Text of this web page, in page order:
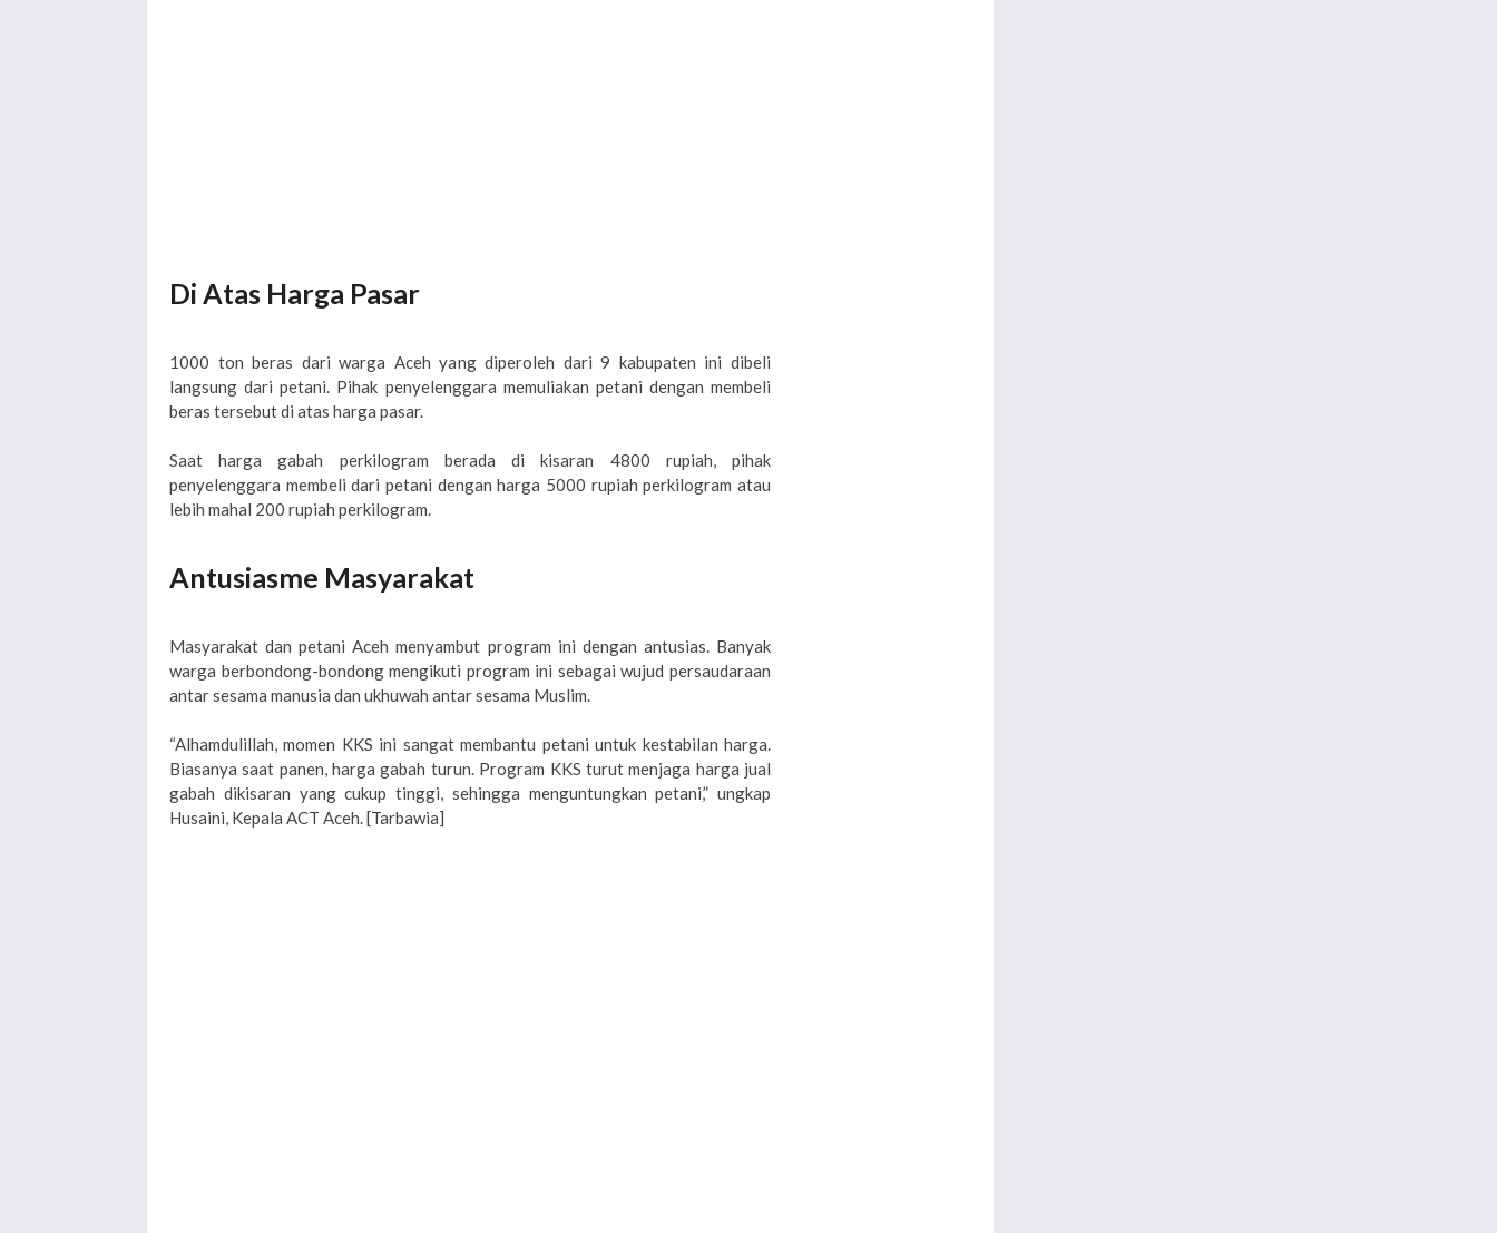
Di Atas Harga Pasar
1000 ton beras dari warga Aceh yang diperoleh dari 9 kabupaten ini dibeli
langsung dari petani. Pihak penyelenggara memuliakan petani dengan membeli
beras tersebut di atas harga pasar.
Saat harga gabah perkilogram berada di kisaran 4800 rupiah, pihak
penyelenggara membeli dari petani dengan harga 5000 rupiah perkilogram atau
lebih mahal 200 rupiah perkilogram.
Antusiasme Masyarakat
Masyarakat dan petani Aceh menyambut program ini dengan antusias. Banyak
warga berbondong-bondong mengikuti program ini sebagai wujud persaudaraan
antar sesama manusia dan ukhuwah antar sesama Muslim.
“Alhamdulillah, momen KKS ini sangat membantu petani untuk kestabilan harga.
Biasanya saat panen, harga gabah turun. Program KKS turut menjaga harga jual
gabah dikisaran yang cukup tinggi, sehingga menguntungkan petani,” ungkap
Husaini, Kepala ACT Aceh. [Tarbawia]